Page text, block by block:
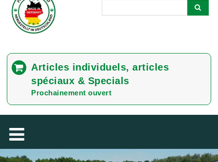
PORTUGUÊS
РУССКИЙ
SUOMALAINEN
Articles individuels, articles
spéciaux & Specials
Prochainement ouvert